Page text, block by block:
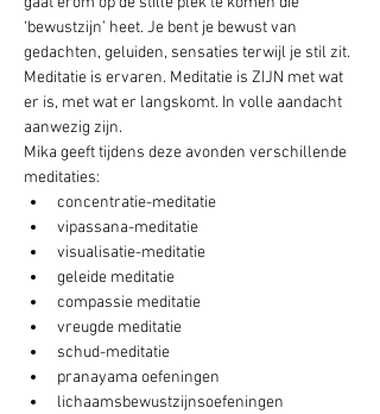
‘bewustzijn’ heet. Je bent je bewust van
gedachten, geluiden, sensaties terwijl je stil zit.
Meditatie is ervaren. Meditatie is ZIJN met wat
er is, met wat er langskomt. In volle aandacht
aanwezig zijn.
Mika geeft tijdens deze avonden verschillende
meditaties:
concentratie-meditatie
vipassana-meditatie
visualisatie-meditatie
geleide meditatie
compassie meditatie
vreugde meditatie
schud-meditatie
pranayama oefeningen
lichaamsbewustzijnsoefeningen